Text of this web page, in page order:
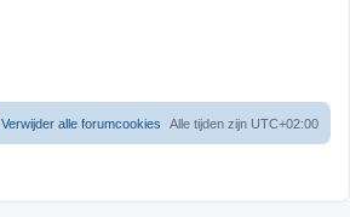
Alle tijden zijn UTC+02:00
Verwijder alle forumcookies